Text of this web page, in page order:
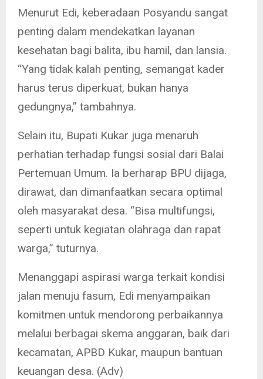
Menurut Edi, keberadaan Posyandu sangat
penting dalam mendekatkan layanan
kesehatan bagi balita, ibu hamil, dan lansia.
“Yang tidak kalah penting, semangat kader
harus terus diperkuat, bukan hanya
gedungnya,” tambahnya.
Selain itu, Bupati Kukar juga menaruh
perhatian terhadap fungsi sosial dari Balai
Pertemuan Umum. Ia berharap BPU dijaga,
dirawat, dan dimanfaatkan secara optimal
oleh masyarakat desa. “Bisa multifungsi,
seperti untuk kegiatan olahraga dan rapat
warga,” tuturnya.
Menanggapi aspirasi warga terkait kondisi
jalan menuju fasum, Edi menyampaikan
komitmen untuk mendorong perbaikannya
melalui berbagai skema anggaran, baik dari
kecamatan, APBD Kukar, maupun bantuan
keuangan desa. (Adv)